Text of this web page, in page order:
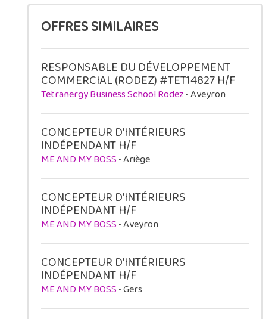
OFFRES SIMILAIRES
RESPONSABLE DU DÉVELOPPEMENT
COMMERCIAL (RODEZ) #TET14827 H/F
Tetranergy Business School Rodez• Aveyron
CONCEPTEUR D'INTÉRIEURS
INDÉPENDANT H/F
ME AND MY BOSS• Ariège
CONCEPTEUR D'INTÉRIEURS
INDÉPENDANT H/F
ME AND MY BOSS• Aveyron
CONCEPTEUR D'INTÉRIEURS
INDÉPENDANT H/F
ME AND MY BOSS• Gers